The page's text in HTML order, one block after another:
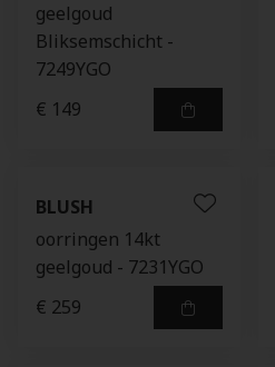
geelgoud
Bliksemschicht -
7249YGO
€ 149
BLUSH
oorringen 14kt
geelgoud - 7231YGO
€ 259